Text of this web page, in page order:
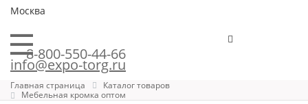
Москва
8-800-550-44-66
info@expo-torg.ru
Главная страница
Каталог товаров
Мебельная кромка оптом